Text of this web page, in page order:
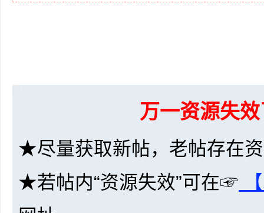
万一资源失
★尽量获取新帖，老帖存在
★若帖内“资源失效”可在☞